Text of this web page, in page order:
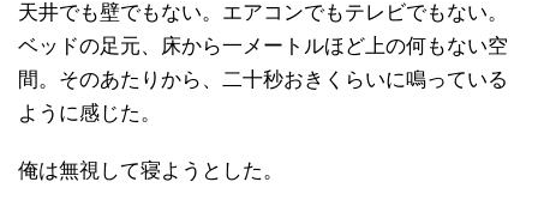
天井でも壁でもない。エアコンでもテレビでもない。
ベッドの足元、床から一メートルほど上の何もない空
間。そのあたりから、二十秒おきくらいに鳴っている
ように感じた。
俺は無視して寝ようとした。